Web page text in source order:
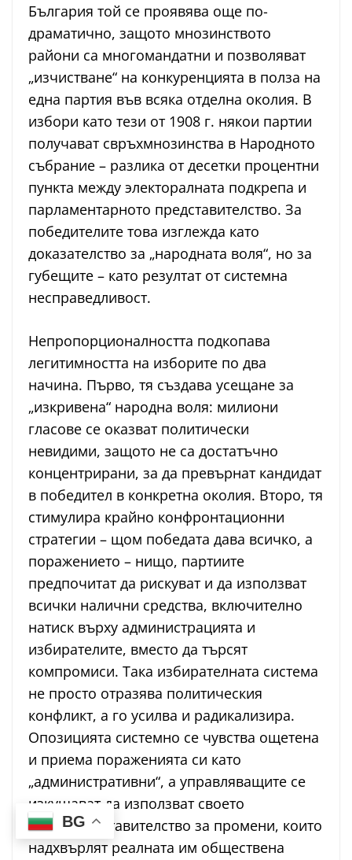
България той се проявява още по-
драматично, защото мнозинството
райони са многомандатни и позволяват
„изчистване“ на конкуренцията в полза на
една партия във всяка отделна околия. В
избори като тези от 1908 г. някои партии
получават свръхмнозинства в Народното
събрание – разлика от десетки процентни
пункта между электоралната подкрепа и
парламентарното представителство. За
победителите това изглежда като
доказателство за „народната воля“, но за
губещите – като резултат от системна
несправедливост.
Непропорционалността подкопава
легитимността на изборите по два
начина. Първо, тя създава усещане за
„изкривена“ народна воля: милиони
гласове се оказват политически
невидими, защото не са достатъчно
концентрирани, за да превърнат кандидат
в победител в конкретна околия. Второ, тя
стимулира крайно конфронтационни
стратегии – щом победата дава всичко, а
поражението – нищо, партиите
предпочитат да рискуват и да използват
всички налични средства, включително
натиск върху администрацията и
избирателите, вместо да търсят
компромиси. Така избирателната система
не просто отразява политическия
конфликт, а го усилва и радикализира.
Опозицията системно се чувства ощетена
и приема пораженията си като
„административни“, а управляващите се
изкушават да използват своето
свръхпредставителство за промени, които
надхвърлят реалната им обществена
BG